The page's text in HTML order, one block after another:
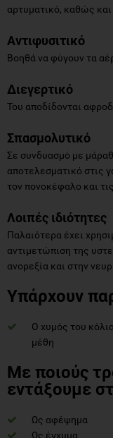
αρτυματικό, καθώς
Αντιφυσιτικό
Βοηθά να φύγουν τα
Διεγερτικό
Του αποδίδονται
Σπασμολυτικό
Σε συνδυασμό με
αποτελεσματικό στις
τον πονοκέφαλο και
Λοιπές ιδιότητες
Παλαιότερα έχει
αντιμετώπιση της
ανορεξία και στην
Υπάρχουν
Ο χυμός του
μέθη
Με ποιούς
εντάξουμε
Ως αφέψημα
Ως έγχυμα